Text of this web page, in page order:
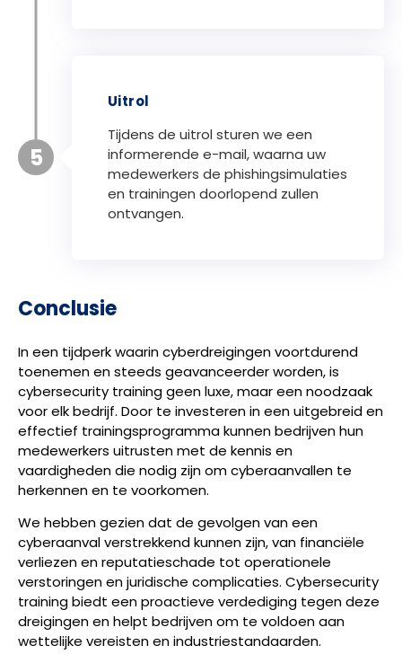
Uitrol
Tijdens de uitrol sturen we een
informerende e-mail, waarna uw
medewerkers de phishingsimulaties
en trainingen doorlopend zullen
ontvangen.
5
Conclusie
In een tijdperk waarin cyberdreigingen voortdurend
toenemen en steeds geavanceerder worden, is
cybersecurity training geen luxe, maar een noodzaak
voor elk bedrijf. Door te investeren in een uitgebreid en
effectief trainingsprogramma kunnen bedrijven hun
medewerkers uitrusten met de kennis en
vaardigheden die nodig zijn om cyberaanvallen te
herkennen en te voorkomen.
We hebben gezien dat de gevolgen van een
cyberaanval verstrekkend kunnen zijn, van financiële
verliezen en reputatieschade tot operationele
verstoringen en juridische complicaties. Cybersecurity
training biedt een proactieve verdediging tegen deze
dreigingen en helpt bedrijven om te voldoen aan
wettelijke vereisten en industriestandaarden.